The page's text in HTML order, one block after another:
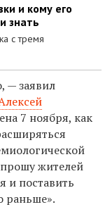
и кому его
знать
с тремя
— заявил
7 ноября, как
жителей
и поставить
раньше».